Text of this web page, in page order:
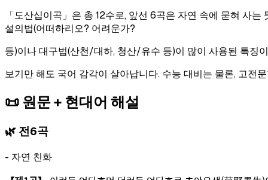
「도산십이곡」은 총 12수로, 앞선 6곡은 자연 속에 묻혀 사
설의법(어떠하리오? 어려운가?
등)이나 대구법(산천/대하, 청산/유수 등)이 많이 사용된 특징
보기만 해도 국어 감각이 살아납니다. 수능 대비는 물론, 고전
📜 원문 + 현대어 해설
🌿 전6곡
- 자연 친화